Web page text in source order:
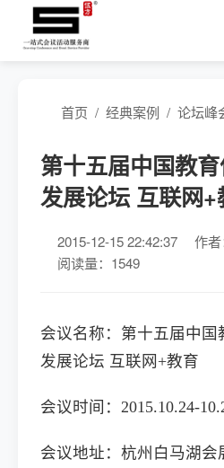
首页 / 经典案例 / 论坛峰
第十五届中国教
发展论坛 互联网+
2015-12-15 22:42:37
作
阅读量：1549
会议名称：第十五届中国
发展论坛 互联网+教育
会议时间：2015.10.24-
会议地址：杭州白马湖会